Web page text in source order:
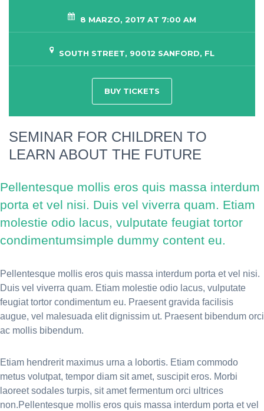
8 MARZO, 2017 AT 7:00 AM
SOUTH STREET, 90012 SANFORD, FL
BUY TICKETS
SEMINAR FOR CHILDREN TO
LEARN ABOUT THE FUTURE
Pellentesque mollis eros quis massa interdum
porta et vel nisi. Duis vel viverra quam. Etiam
molestie odio lacus, vulputate feugiat tortor
condimentumsimple dummy content eu.
Pellentesque mollis eros quis massa interdum porta et vel nisi.
Duis vel viverra quam. Etiam molestie odio lacus, vulputate
feugiat tortor condimentum eu. Praesent gravida facilisis
augue, vel malesuada elit dignissim ut. Praesent bibendum orci
ac mollis bibendum.
Etiam hendrerit maximus urna a lobortis. Etiam commodo
metus volutpat, tempor diam sit amet, suscipit eros. Morbi
laoreet sodales turpis, sit amet fermentum orci ultrices
non.Pellentesque mollis eros quis massa interdum porta et vel